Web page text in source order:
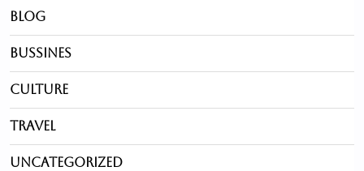
Blog
Bussines
Culture
Travel
Uncategorized